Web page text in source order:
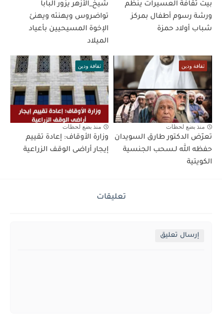
بيت ثقافة العسيرات ينظم
ورشة رسوم أطفال بمركز
شباب أولاد حمزة
شيخ_الأزهر يزور البابا
تواضروس ويهنئه ويهنئ
الإخوة المسيحيين بأعياد
الميلاد
ثقافة ودين
منذ بضع لحظات
تعرّض الدكتور طارق السويدان
حفظه الله لـسحب الجنسية
الكويتية
ثقافة ودين
منذ بضع لحظات
وزارة الأوقاف: إعادة تقييم
إيجار أراضى الوقف الزراعية
تعليقات
إرسال تعليق